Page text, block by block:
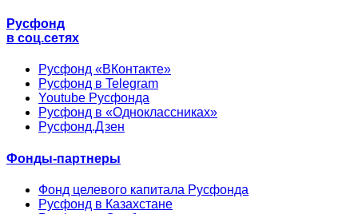
Русфонд
в соц.сетях
Русфонд «ВКонтакте»
Русфонд в Telegram
Youtube Русфонда
Русфонд в «Одноклассниках»
Русфонд.Дзен
Фонды-партнеры
Фонд целевого капитала Русфонда
Русфонд в Казахстане